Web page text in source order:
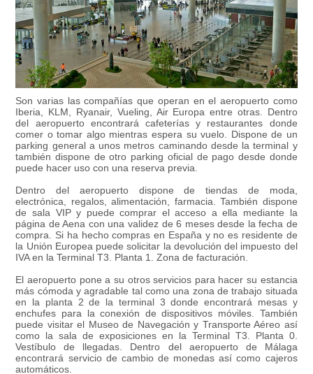
Son varias las compañías que operan en el aeropuerto como
Iberia, KLM, Ryanair, Vueling, Air Europa entre otras. Dentro
del aeropuerto encontrará cafeterías y restaurantes donde
comer o tomar algo mientras espera su vuelo. Dispone de un
parking general a unos metros caminando desde la terminal y
también dispone de otro parking oficial de pago desde donde
puede hacer uso con una reserva previa.
Dentro del aeropuerto dispone de tiendas de moda,
electrónica, regalos, alimentación, farmacia. También dispone
de sala VIP y puede comprar el acceso a ella mediante la
página de Aena con una validez de 6 meses desde la fecha de
compra. Si ha hecho compras en España y no es residente de
la Unión Europea puede solicitar la devolución del impuesto del
IVA en la Terminal T3. Planta 1. Zona de facturación.
El aeropuerto pone a su otros servicios para hacer su estancia
más cómoda y agradable tal como una zona de trabajo situada
en la planta 2 de la terminal 3 donde encontrará mesas y
enchufes para la conexión de dispositivos móviles. También
puede visitar el Museo de Navegación y Transporte Aéreo así
como la sala de exposiciones en la Terminal T3. Planta 0.
Vestíbulo de llegadas. Dentro del aeropuerto de Málaga
encontrará servicio de cambio de monedas así como cajeros
automáticos.